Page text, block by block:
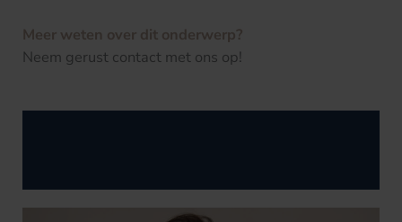
Meer weten over dit onderwerp?
Neem gerust contact met ons op!